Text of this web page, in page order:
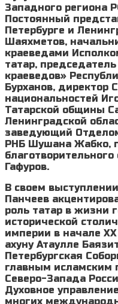
Западного региона
Постоянный
Петербурге и
Шаяхметов,
краеведами
татар,
краеведов»
Бурханов, директор
национальностей
Татарской общины
Ленинградской
заведующий
РНБ Шушана Жабко,
Гафуров.
В своем
Панчеев
роль татар в жизни
исторической
империи в начале
ахуну Атаулле
Петербургская
главным исламским
Северо-Запада
Духовное
многих